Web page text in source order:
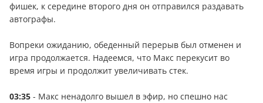
фишек, к середине второго дня он отправился раздавать
автографы.
Вопреки ожиданию, обеденный перерыв был отменен и
игра продолжается. Надеемся, что Макс перекусит во
время игры и продолжит увеличивать стек.
03:35 - Макс ненадолго вышел в эфир, но спешно нас